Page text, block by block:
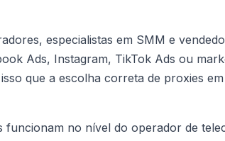
especialistas em SMM e
Ads, Instagram, TikTok Ads ou
que a escolha correta de proxies
funcionam no nível do operador de